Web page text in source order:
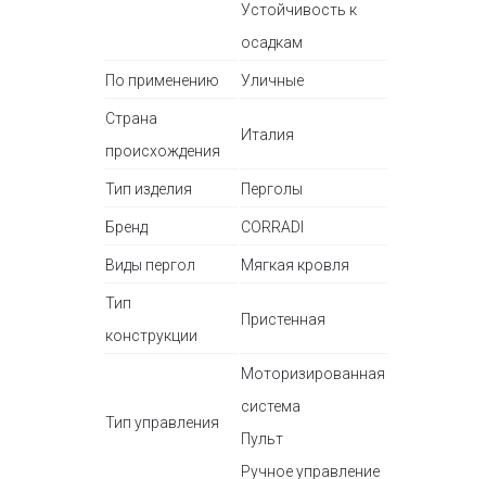
Устойчивость к
осадкам
По применению Уличные
Страна
происхождения
Италия
Тип изделия Перголы
Бренд CORRADI
Виды пергол Мягкая кровля
Тип
конструкции
Пристенная
Тип управления
Моторизированная
система
Пульт
Ручное управление